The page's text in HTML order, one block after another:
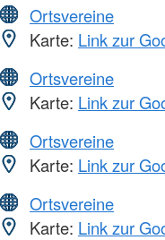
Ortsvereine
Karte: Link zur
Ortsvereine
Karte: Link zur
Ortsvereine
Karte: Link zur
Ortsvereine
Karte: Link zur